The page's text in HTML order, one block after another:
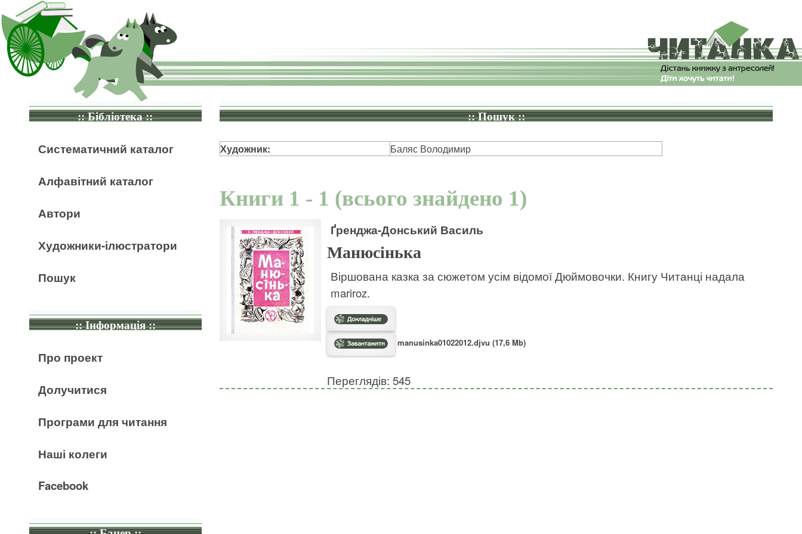
:: Бібліотека ::
Систематичний каталог
Алфавітний каталог
Автори
Художники-ілюстратори
Пошук
:: Інформація ::
Про проект
Долучитися
Програми для читання
Наші колеги
Facebook
:: Пошук ::
Художник: Баляс Володимир
Книги 1 - 1 (всього знайдено 1)
Ґренджа-Донський Василь
Манюсінька
Віршована казка за сюжетом усім відомої Дюймовочки. Книгу Читанці надала
mariroz.
manusinka01022012.djvu (17,6 Mb)
Переглядів: 545